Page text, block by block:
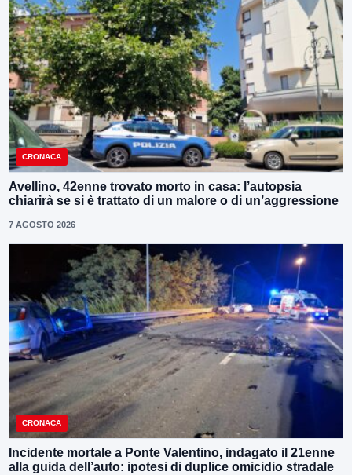
CRONACA
Avellino, 42enne trovato morto in casa: l’autopsia
chiarirà se si è trattato di un malore o di un’aggressione
7 AGOSTO 2026
CRONACA
Incidente mortale a Ponte Valentino, indagato il 21enne
alla guida dell’auto: ipotesi di duplice omicidio stradale